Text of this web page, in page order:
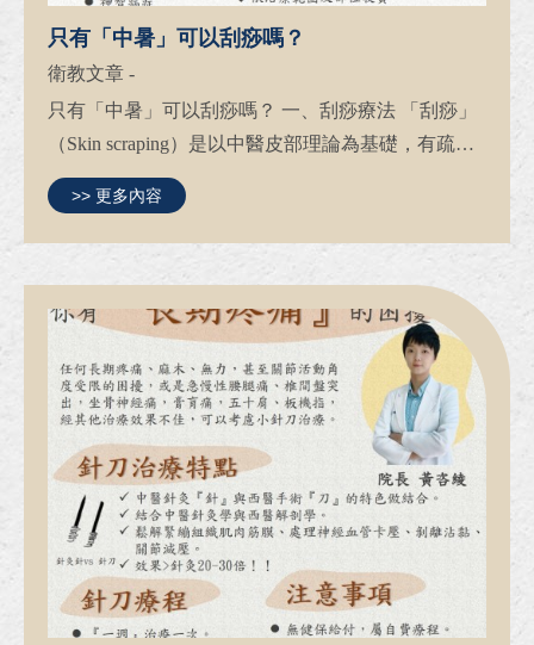
只有「中暑」可以刮痧嗎？
衛教文章 -
只有「中暑」可以刮痧嗎？ 一、刮痧療法 「刮痧」
（Skin scraping）是以中醫皮部理論為基礎，有疏通
經絡、活血化瘀、消暑解熱之功效。 本院特色「筋
膜滑罐刮痧」，結合拔罐的點狀與刮痧的線與面，近
乎立體的製造空間，...
>> 更多內容